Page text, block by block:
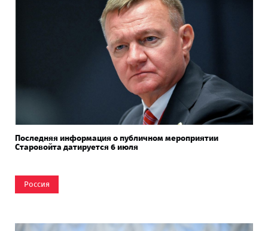
Последняя информация о публичном мероприятии
Старовойта датируется 6 июля
Россия